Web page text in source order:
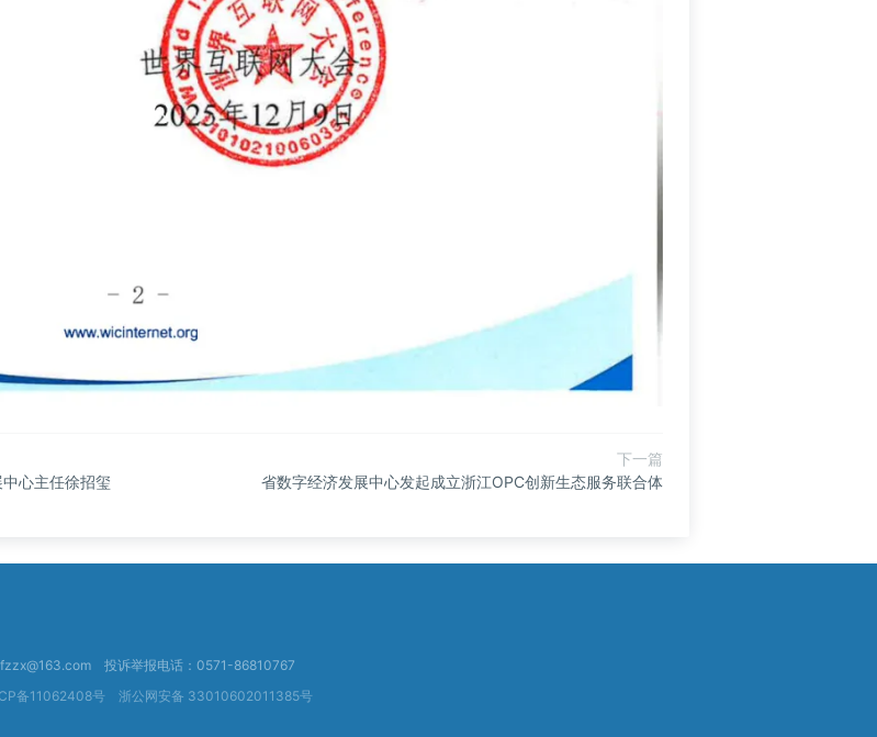
心主任徐招玺
下一篇
省数字经济发展中心发起成立浙江OPC创新生态服务联合体
投诉举报电话：0571-86810767
备11062408号 浙公网安备 33010602011385号